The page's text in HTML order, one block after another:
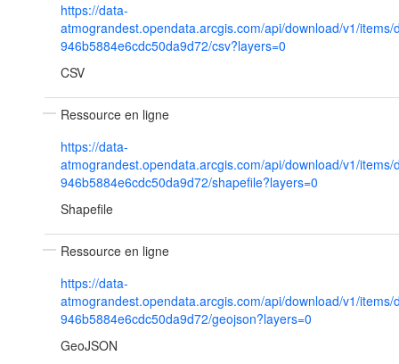
https://data-
atmograndest.opendata.arcgis.com/api/download/v1/items/
946b5884e6cdc50da9d72/csv?layers=0
CSV
Ressource en ligne
https://data-
atmograndest.opendata.arcgis.com/api/download/v1/items/
946b5884e6cdc50da9d72/shapefile?layers=0
Shapefile
Ressource en ligne
https://data-
atmograndest.opendata.arcgis.com/api/download/v1/items/
946b5884e6cdc50da9d72/geojson?layers=0
GeoJSON